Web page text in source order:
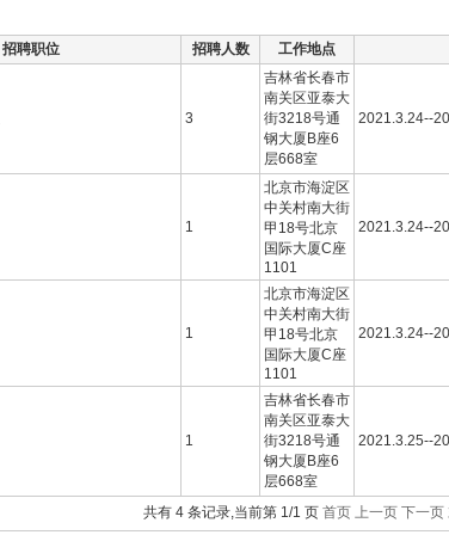
招聘职位 招聘人数 工作地点
3
吉林省长春市
南关区亚泰大
街3218号通
钢大厦B座6
层668室
2021.3.24--
1
北京市海淀区
中关村南大街
甲18号北京
国际大厦C座
1101
2021.3.24--
1
北京市海淀区
中关村南大街
甲18号北京
国际大厦C座
1101
2021.3.24--
1
吉林省长春市
南关区亚泰大
街3218号通
钢大厦B座6
层668室
2021.3.25--
共有 4 条记录,当前第 1/1 页 首页 上一页 下一页